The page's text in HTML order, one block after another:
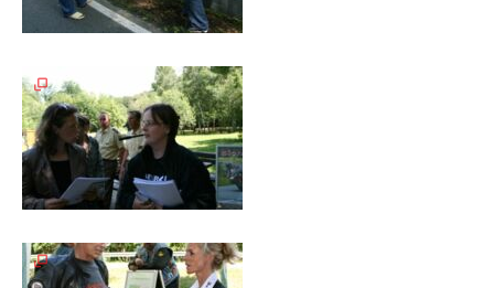
-
Unterfahrschutz
-
Technik
Unterfahrschutz
-
Kompatibilität
Unterfahrschutz
-